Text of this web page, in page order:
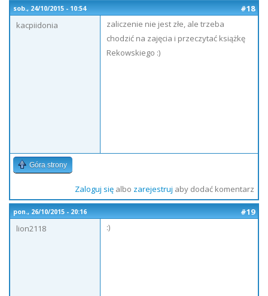
sob., 24/10/2015 - 10:54
#18
kacpiidonia
zaliczenie nie jest złe, ale trzeba
chodzić na zajęcia i przeczytać książkę
Rekowskiego :)
Góra strony
Zaloguj sięalbo zarejestruj aby dodać komentarz
pon., 26/10/2015 - 20:16
#19
lion2118
:)